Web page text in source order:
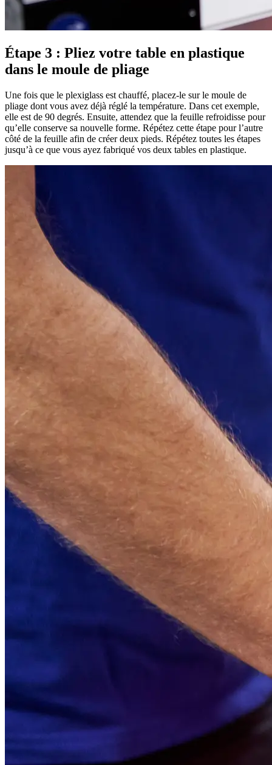
Étape 3 : Pliez votre table en plastique
dans le moule de pliage
Une fois que le plexiglass est chauffé, placez-le sur le moule de
pliage dont vous avez déjà réglé la température. Dans cet exemple,
elle est de 90 degrés. Ensuite, attendez que la feuille refroidisse pour
qu’elle conserve sa nouvelle forme. Répétez cette étape pour l’autre
côté de la feuille afin de créer deux pieds. Répétez toutes les étapes
jusqu’à ce que vous ayez fabriqué vos deux tables en plastique.